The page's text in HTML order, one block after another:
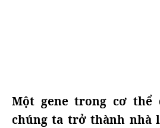
Một gene trong cơ thể
chúng ta trở thành nhà